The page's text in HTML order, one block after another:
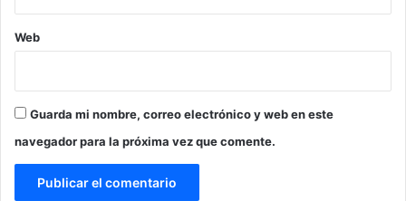
Web
Guarda mi nombre, correo electrónico y web en este
navegador para la próxima vez que comente.